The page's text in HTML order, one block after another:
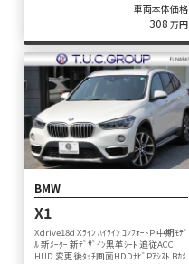
車両本体価格
308 万円
BMW
X1
Xdrive18d Xﾗｲﾝ ﾊｲﾗｲﾝ ｺﾝﾌｫｰﾄP 中期ﾓﾃﾞ
ﾙ 新ﾒｰﾀｰ 新ﾃﾞｻﾞｲﾝ黒革ｼｰﾄ 追従ACC
HUD 変更後ﾀｯﾁ画面HDDﾅﾋﾞPｱｼｽﾄ Bｶﾒ